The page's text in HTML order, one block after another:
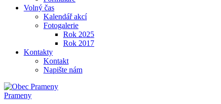
Volný čas
Kalendář akcí
Fotogalerie
Rok 2025
Rok 2017
Kontakty
Kontakt
Napište nám
Prameny